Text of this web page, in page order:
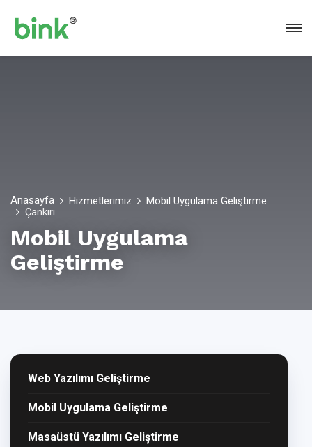
Anasayfa Hizmetlerimiz
Mobil Uygulama Geliştirme
Çankırı
Mobil Uygulama
Geliştirme
Web Yazılımı Geliştirme
Mobil Uygulama Geliştirme
Masaüstü Yazılımı Geliştirme